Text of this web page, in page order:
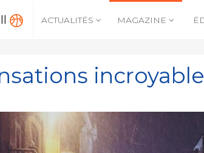
ACTUALITÉS MAGAZINE